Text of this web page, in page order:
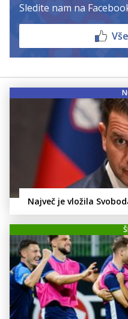
Sledite nam na
Največ je vložila